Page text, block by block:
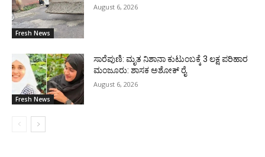
Fresh News
August 6, 2026
Fresh News
ಸಾರೆಪುಣಿ: ಮೃತ ನಿಶಾನಾ ಕುಟುಂಬಕ್ಕೆ 3 ಲಕ್ಷ ಪರಿಹಾರ
ಮಂಜೂರು: ಶಾಸಕ ಅಶೋಕ್ ರೈ
August 6, 2026